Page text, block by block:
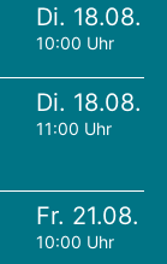
Di. 18.08.
10:00 Uhr
Di. 18.08.
11:00 Uhr
Fr. 21.08.
10:00 Uhr